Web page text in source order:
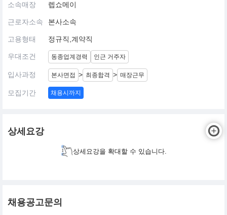
소속매장 렙쇼메이
근로자소속 본사소속
고용형태 정규직,계약직
우대조건 동종업계경력 인근 거주자
입사과정 본사면접 > 최종합격 > 매장근무
모집기간 채용시까지
상세요강
상세요강을 확대할 수 있습니다.
채용공고문의